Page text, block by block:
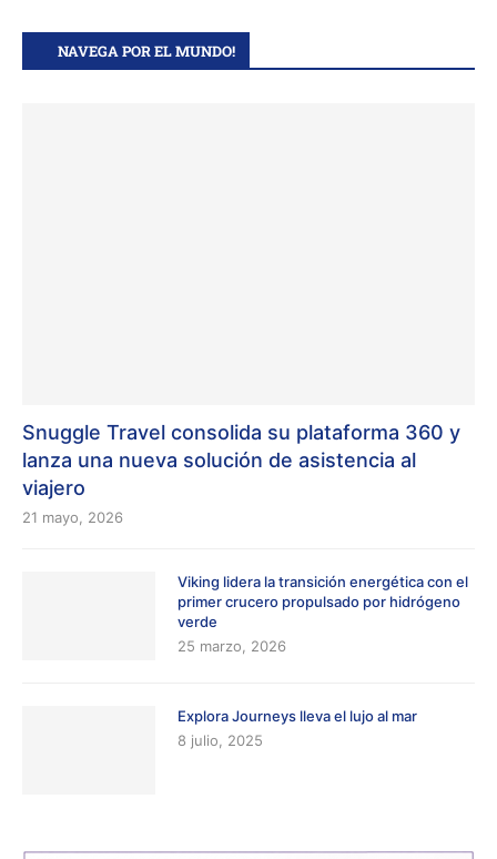
NAVEGA POR EL MUNDO!
Snuggle Travel consolida su plataforma 360 y
lanza una nueva solución de asistencia al
viajero
21 mayo, 2026
Viking lidera la transición energética con el
primer crucero propulsado por hidrógeno
verde
25 marzo, 2026
Explora Journeys lleva el lujo al mar
8 julio, 2025